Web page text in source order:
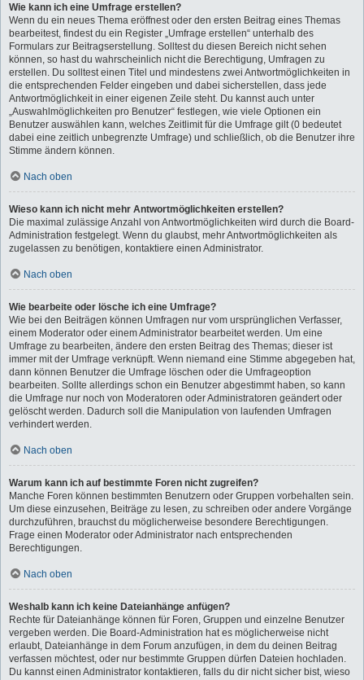
Wie kann ich eine Umfrage erstellen?
Wenn du ein neues Thema eröffnest oder den ersten Beitrag eines Themas
bearbeitest, findest du ein Register „Umfrage erstellen“ unterhalb des
Formulars zur Beitragserstellung. Solltest du diesen Bereich nicht sehen
können, so hast du wahrscheinlich nicht die Berechtigung, Umfragen zu
erstellen. Du solltest einen Titel und mindestens zwei Antwortmöglichkeiten in
die entsprechenden Felder eingeben und dabei sicherstellen, dass jede
Antwortmöglichkeit in einer eigenen Zeile steht. Du kannst auch unter
„Auswahlmöglichkeiten pro Benutzer“ festlegen, wie viele Optionen ein
Benutzer auswählen kann, welches Zeitlimit für die Umfrage gilt (0 bedeutet
dabei eine zeitlich unbegrenzte Umfrage) und schließlich, ob die Benutzer ihre
Stimme ändern können.
Nach oben
Wieso kann ich nicht mehr Antwortmöglichkeiten erstellen?
Die maximal zulässige Anzahl von Antwortmöglichkeiten wird durch die Board-
Administration festgelegt. Wenn du glaubst, mehr Antwortmöglichkeiten als
zugelassen zu benötigen, kontaktiere einen Administrator.
Nach oben
Wie bearbeite oder lösche ich eine Umfrage?
Wie bei den Beiträgen können Umfragen nur vom ursprünglichen Verfasser,
einem Moderator oder einem Administrator bearbeitet werden. Um eine
Umfrage zu bearbeiten, ändere den ersten Beitrag des Themas; dieser ist
immer mit der Umfrage verknüpft. Wenn niemand eine Stimme abgegeben hat,
dann können Benutzer die Umfrage löschen oder die Umfrageoption
bearbeiten. Sollte allerdings schon ein Benutzer abgestimmt haben, so kann
die Umfrage nur noch von Moderatoren oder Administratoren geändert oder
gelöscht werden. Dadurch soll die Manipulation von laufenden Umfragen
verhindert werden.
Nach oben
Warum kann ich auf bestimmte Foren nicht zugreifen?
Manche Foren können bestimmten Benutzern oder Gruppen vorbehalten sein.
Um diese einzusehen, Beiträge zu lesen, zu schreiben oder andere Vorgänge
durchzuführen, brauchst du möglicherweise besondere Berechtigungen.
Frage einen Moderator oder Administrator nach entsprechenden
Berechtigungen.
Nach oben
Weshalb kann ich keine Dateianhänge anfügen?
Rechte für Dateianhänge können für Foren, Gruppen und einzelne Benutzer
vergeben werden. Die Board-Administration hat es möglicherweise nicht
erlaubt, Dateianhänge in dem Forum anzufügen, in dem du deinen Beitrag
verfassen möchtest, oder nur bestimmte Gruppen dürfen Dateien hochladen.
Du kannst einen Administrator kontaktieren, falls du dir nicht sicher bist, wieso